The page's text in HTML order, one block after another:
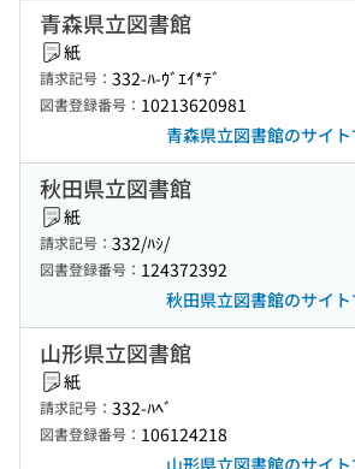
青森県立図書館
紙
請求記号： 332-ﾊ-ｳﾞｴｲ*ﾃﾞ
図書登録番号： 10213620981
青森県立図書館のサイ
秋田県立図書館
紙
請求記号： 332/ﾊｼ/
図書登録番号： 124372392
秋田県立図書館のサイ
山形県立図書館
紙
請求記号： 332-ﾊﾍﾞ
図書登録番号： 106124218
山形県立図書館のサイ